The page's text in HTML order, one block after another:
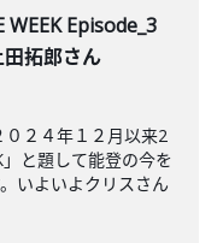
WEEK Episode_3
拓郎さん
２４年１２月以来2
と題して能登の今を
いよいよクリスさん